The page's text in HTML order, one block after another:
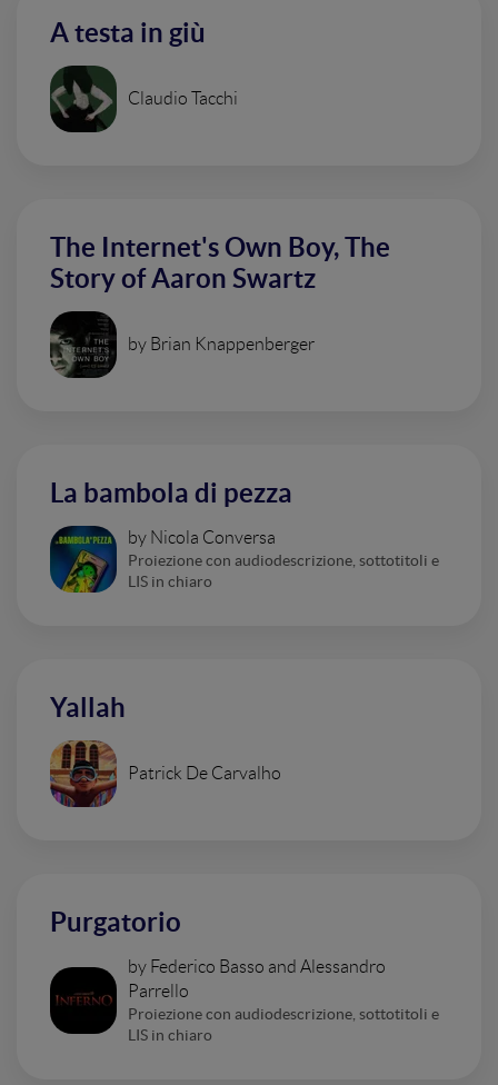
A testa in giù
Claudio Tacchi
The Internet's Own Boy, The
Story of Aaron Swartz
by Brian Knappenberger
La bambola di pezza
by Nicola Conversa
Proiezione con audiodescrizione, sottotitoli e
LIS in chiaro
Yallah
Patrick De Carvalho
Purgatorio
by Federico Basso and Alessandro
Parrello
Proiezione con audiodescrizione, sottotitoli e
LIS in chiaro